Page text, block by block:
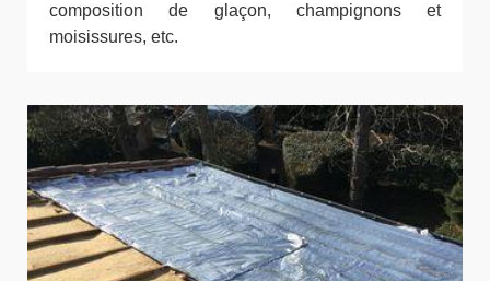
composition de glaçon, champignons et
moisissures, etc.